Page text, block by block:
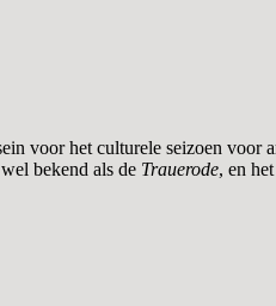
voor het culturele seizoen
bekend als de Trauerode, en